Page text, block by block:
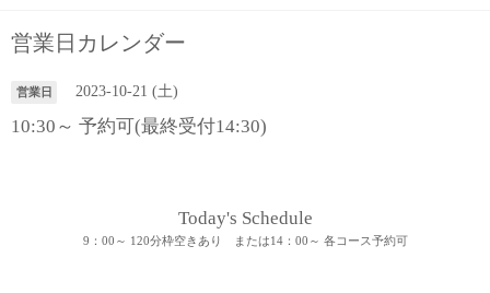
営業日カレンダー
営業日 2023-10-21 (土)
10:30～ 予約可(最終受付14:30)
Today's Schedule
9：00～ 120分枠空きあり または14：00～ 各コース予約可